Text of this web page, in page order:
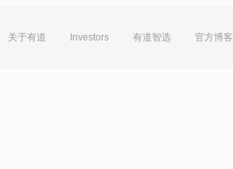
关于有道 Investors 有道智选 官方博客